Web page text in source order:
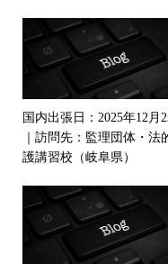
国内出張日：2025年12月
｜訪問先：監理団体・法
護講習校（岐阜県）